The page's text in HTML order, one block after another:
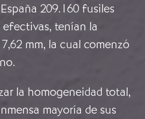
209.160 fusiles
efectivas, tenían la
mm, la cual comenzó
la homogeneidad total,
mayoría de sus